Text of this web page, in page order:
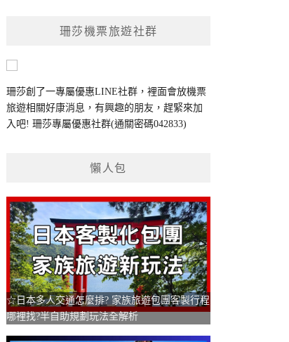
珊莎機票旅遊社群
珊莎創了一專屬優惠LINE社群，裡面會放機票
旅遊相關好康消息，有興趣的朋友，趕緊來加
入吧!珊莎專屬優惠社群(通關密碼042833)
懶人包
☆日本多人交通怎麼排? 家族旅遊包團客製行程
哪裡找?半自助規劃玩法全解析